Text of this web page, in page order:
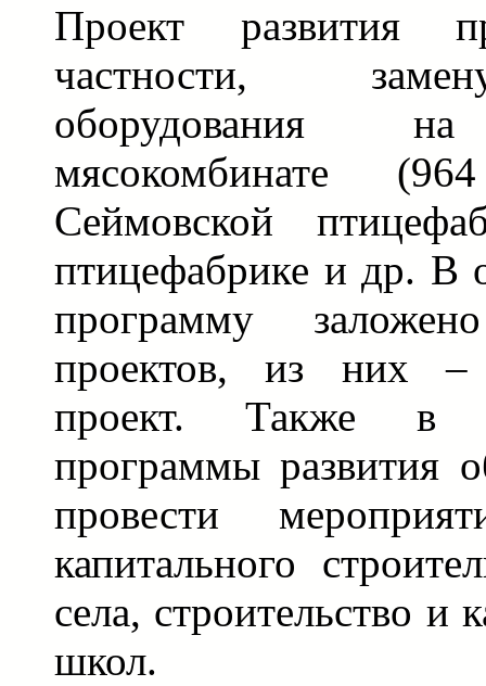
Проект развития
частности,
оборудования на
мясокомбинате
Сеймовской
птицефабрике и др. В
программу
проектов, из них –
проект. Также в
программы развития
провести
капитального
села, строительство и
школ.